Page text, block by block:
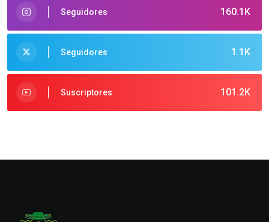
160.1K
Seguidores
1.1K
Seguidores
101.2K
Suscriptores